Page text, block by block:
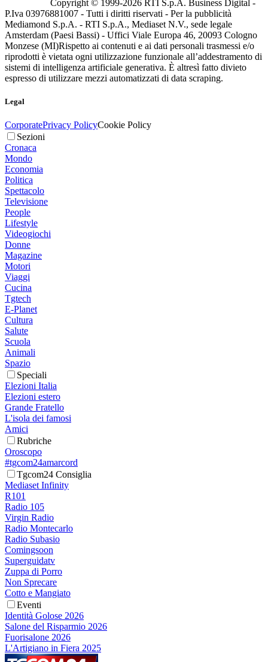
Copyright © 1999-2026 RTI S.p.A. Business Digital -
P.Iva 03976881007 - Tutti i diritti riservati - Per la pubblicità
Mediamond S.p.A. - RTI S.p.A., Mediaset N.V., sede legale
Amsterdam (Paesi Bassi) - Uffici Viale Europa 46, 20093 Cologno
Monzese (MI)Rispetto ai contenuti e ai dati personali trasmessi e/o
riprodotti è vietata ogni utilizzazione funzionale all’addestramento di
sistemi di intelligenza artificiale generativa. È altresì fatto divieto
espresso di utilizzare mezzi automatizzati di data scraping.
Legal
CorporatePrivacy PolicyCookie Policy
Sezioni
Cronaca
Mondo
Economia
Politica
Spettacolo
Televisione
People
Lifestyle
Videogiochi
Donne
Magazine
Motori
Viaggi
Cucina
Tgtech
E-Planet
Cultura
Salute
Scuola
Animali
Spazio
Speciali
Elezioni Italia
Elezioni estero
Grande Fratello
L'isola dei famosi
Amici
Rubriche
Oroscopo
#tgcom24amarcord
Tgcom24 Consiglia
Mediaset Infinity
R101
Radio 105
Virgin Radio
Radio Montecarlo
Radio Subasio
Comingsoon
Superguidatv
Zuppa di Porro
Non Sprecare
Cotto e Mangiato
Eventi
Identità Golose 2026
Salone del Risparmio 2026
Fuorisalone 2026
L'Artigiano in Fiera 2025